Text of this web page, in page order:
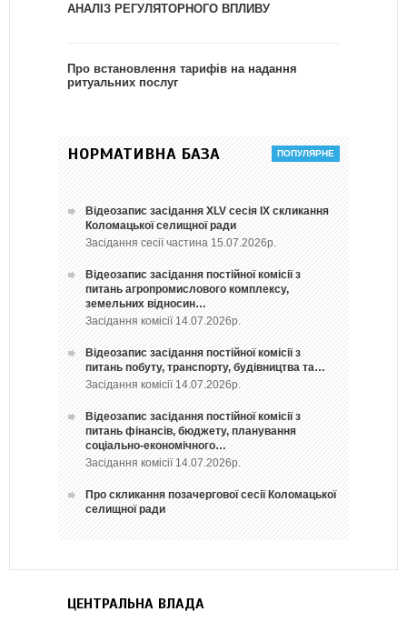
АНАЛІЗ РЕГУЛЯТОРНОГО ВПЛИВУ
Про встановлення тарифів на надання
ритуальних послуг
НОРМАТИВНА БАЗА
Відеозапис засідання ХLV сесія ІХ скликання
Коломацької селищної ради
Засідання сесії частина 15.07.2026р.
Відеозапис засідання постійної комісії з
питань агропромислового комплексу,
земельних відносин…
Засідання комісії 14.07.2026р.
Відеозапис засідання постійної комісії з
питань побуту, транспорту, будівництва та…
Засідання комісії 14.07.2026р.
Відеозапис засідання постійної комісії з
питань фінансів, бюджету, планування
соціально-економічного…
Засідання комісії 14.07.2026р.
Про скликання позачергової сесії Коломацької
селищної ради
ЦЕНТРАЛЬНА ВЛАДА